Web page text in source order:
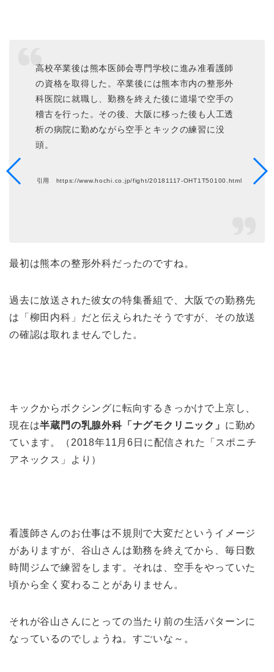
高校卒業後は熊本医師会専門学校に進み准看護師
の資格を取得した。卒業後には熊本市内の整形外
科医院に就職し、勤務を終えた後に道場で空手の
稽古を行った。その後、大阪に移った後も人工透
析の病院に勤めながら空手とキックの練習に没
頭。
引用 https://www.hochi.co.jp/fight/20181117-OHT1T50100.html
最初は熊本の整形外科だったのですね。
過去に放送された彼女の特集番組で、大阪での勤務先
は「柳田内科」だと伝えられたそうですが、その放送
の確認は取れませんでした。
キックからボクシングに転向するきっかけで上京し、
現在は半蔵門の乳腺外科「ナグモクリニック」 に勤め
ています。（2018年11月6日に配信された「スポニチ
アネックス」より）
看護師さんのお仕事は不規則で大変だというイメージ
がありますが、谷山さんは勤務を終えてから、毎日数
時間ジムで練習をします。それは、空手をやっていた
頃から全く変わることがありません。
それが谷山さんにとっての当たり前の生活パターンに
なっているのでしょうね。すごいな～。